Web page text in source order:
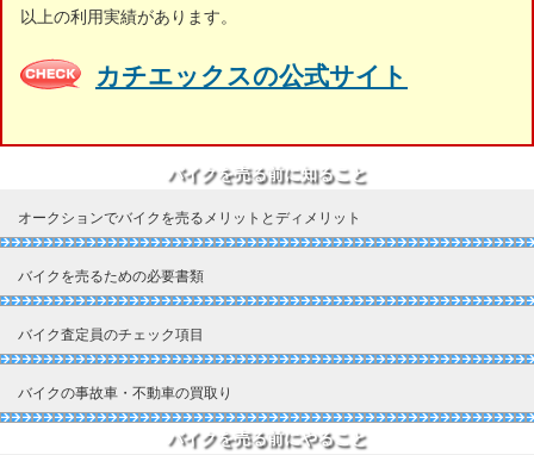
以上の利用実績があります。
カチエックスの公式サイト
バイクを売る前に知ること
オークションでバイクを売るメリットとディメリット
バイクを売るための必要書類
バイク査定員のチェック項目
バイクの事故車・不動車の買取り
バイクを売る前にやること